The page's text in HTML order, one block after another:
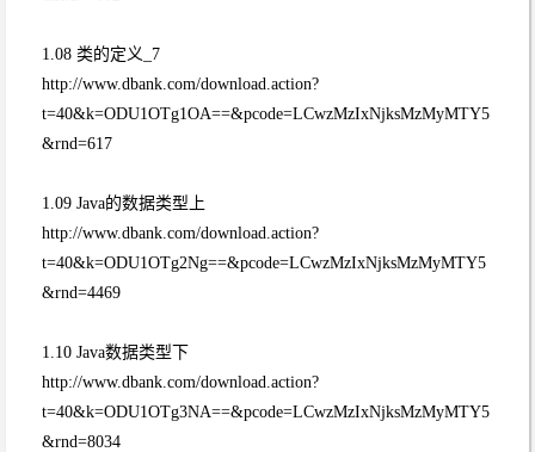
1.08 类的定义_7
http://www.dbank.com/download.action?
t=40&k=ODU1OTg1OA==&pcode=LCwzMzIxNjksMzMyMTY5
&rnd=617
1.09 Java的数据类型上
http://www.dbank.com/download.action?
t=40&k=ODU1OTg2Ng==&pcode=LCwzMzIxNjksMzMyMTY5
&rnd=4469
1.10 Java数据类型下
http://www.dbank.com/download.action?
t=40&k=ODU1OTg3NA==&pcode=LCwzMzIxNjksMzMyMTY5
&rnd=8034